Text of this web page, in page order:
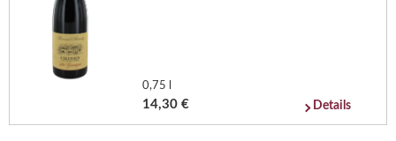
0,75 l
14,30 € Details